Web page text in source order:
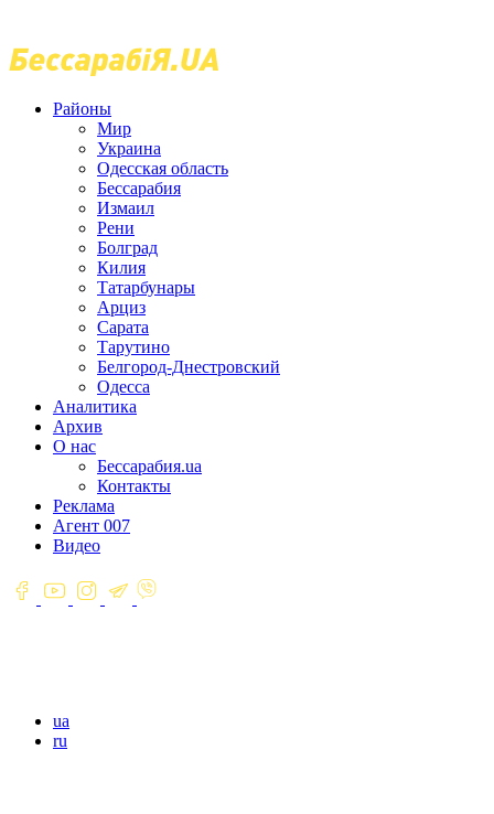
Районы
Мир
Украина
Одесская область
Бессарабия
Измаил
Рени
Болград
Килия
Татарбунары
Арциз
Сарата
Тарутино
Белгород-Днестровский
Одесса
Аналитика
Архив
О нас
Бессарабия.ua
Контакты
Реклама
Агент 007
Видео
ua
ru